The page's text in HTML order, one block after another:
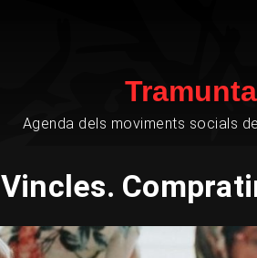
Agenda dels moviments socials
Vincles.